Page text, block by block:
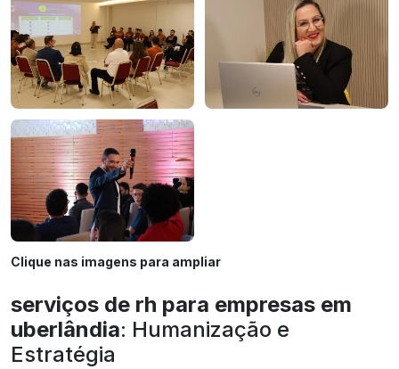
Clique nas imagens para ampliar
serviços de rh para empresas em
uberlândia: Humanização e
Estratégia